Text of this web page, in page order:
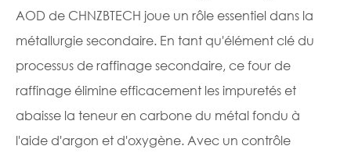
AOD de CHNZBTECH joue un rôle essentiel dans la
métallurgie secondaire. En tant qu'élément clé du
processus de raffinage secondaire, ce four de
raffinage élimine efficacement les impuretés et
abaisse la teneur en carbone du métal fondu à
l'aide d'argon et d'oxygène. Avec un contrôle